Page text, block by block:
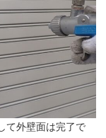
て外壁面は完了で